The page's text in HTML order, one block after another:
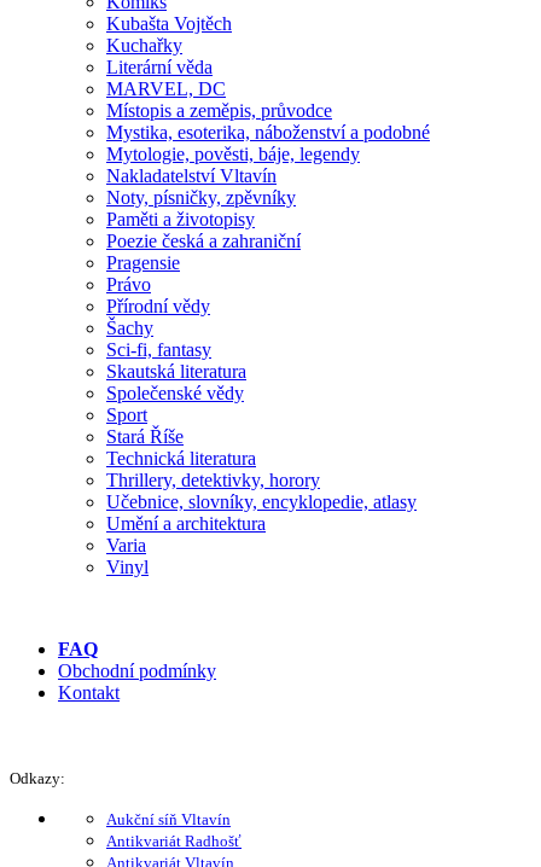
Kubašta Vojtěch
Kuchařky
Literární věda
MARVEL, DC
Místopis a zeměpis, průvodce
Mystika, esoterika, náboženství a podobné
Mytologie, pověsti, báje, legendy
Nakladatelství Vltavín
Noty, písničky, zpěvníky
Paměti a životopisy
Poezie česká a zahraniční
Pragensie
Právo
Přírodní vědy
Šachy
Sci-fi, fantasy
Skautská literatura
Společenské vědy
Sport
Stará Říše
Technická literatura
Thrillery, detektivky, horory
Učebnice, slovníky, encyklopedie, atlasy
Umění a architektura
Varia
Vinyl
FAQ
Obchodní podmínky
Kontakt
Odkazy:
Aukční síň Vltavín
Antikvariát Radhošť
Antikvariát Vltavín